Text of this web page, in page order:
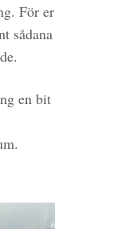
För er
sådana
en bit